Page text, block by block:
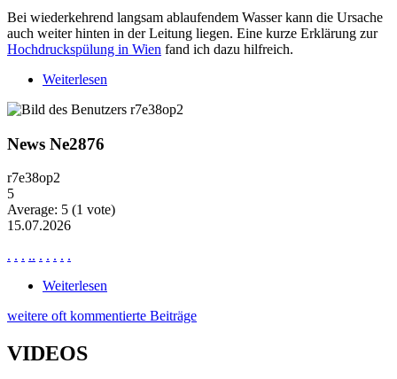
Bei wiederkehrend langsam ablaufendem Wasser kann die Ursache
auch weiter hinten in der Leitung liegen. Eine kurze Erklärung zur
Hochdruckspülung in Wien fand ich dazu hilfreich.
Weiterlesen
News Ne2876
r7e38op2
5
Average: 5 (1 vote)
15.07.2026
. . . .. . . . . .
Weiterlesen
weitere oft kommentierte Beiträge
VIDEOS